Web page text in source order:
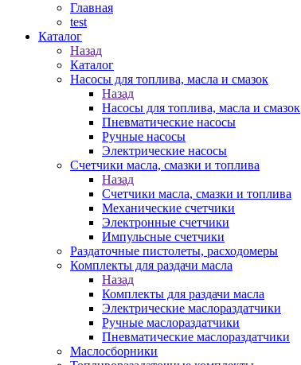
Главная
test
Каталог
Назад
Каталог
Насосы для топлива, масла и смазок
Назад
Насосы для топлива, масла и смазок
Пневматические насосы
Ручные насосы
Электрические насосы
Счетчики масла, смазки и топлива
Назад
Счетчики масла, смазки и топлива
Механические счетчики
Электронные счетчики
Импульсные счетчики
Раздаточные пистолеты, расходомеры
Комплекты для раздачи масла
Назад
Комплекты для раздачи масла
Электрические маслораздатчики
Ручные маслораздатчики
Пневматические маслораздатчики
Маслосборники